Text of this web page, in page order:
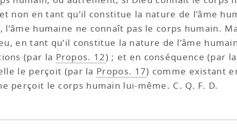
non en tant qu’il constitue la nature de l’âme
l’âme humaine ne connaît pas le corps humain.
en tant qu’il constitue la nature de l’âme
(par la Propos. 12) ; et en conséquence (par la
le perçoit (par la Propos. 17) comme existant
perçoit le corps humain lui-même. C. Q. F. D.